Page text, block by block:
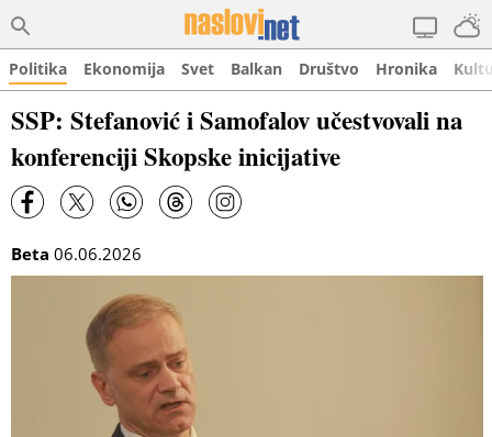
Politika Ekonomija Svet Balkan Društvo Hronika
SSP: Stefanović i Samofalov učestvovali na
konferenciji Skopske inicijative
Beta 06.06.2026